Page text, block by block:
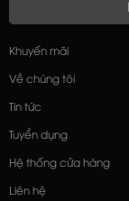
Khuyến mãi
Về chúng tôi
Tin tức
Tuyển dụng
Hệ thống cửa hàng
Liên hệ